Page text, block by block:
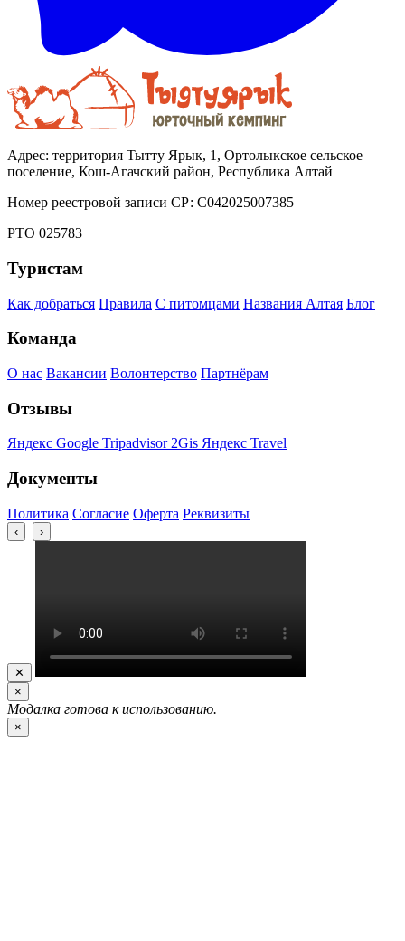
Адрес: территория Тытту Ярык, 1, Ортолыкское сельское
поселение, Кош-Агачский район, Республика Алтай
Номер реестровой записи СР: С042025007385
РТО 025783
Туристам
Как добраться Правила С питомцами Названия Алтая Блог
Команда
О нас Вакансии Волонтерство Партнёрам
Отзывы
Яндекс Google Tripadvisor 2Gis Яндекс Travel
Документы
Политика Согласие Оферта Реквизиты
‹ ›
✕
×
Модалка готова к использованию.
×